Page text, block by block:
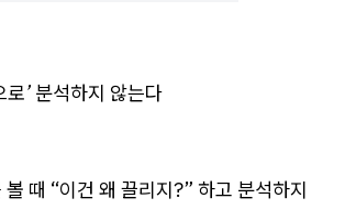
로’ 분석하지 않는다
때 “이건 왜 끌리지?” 하고 분석하지